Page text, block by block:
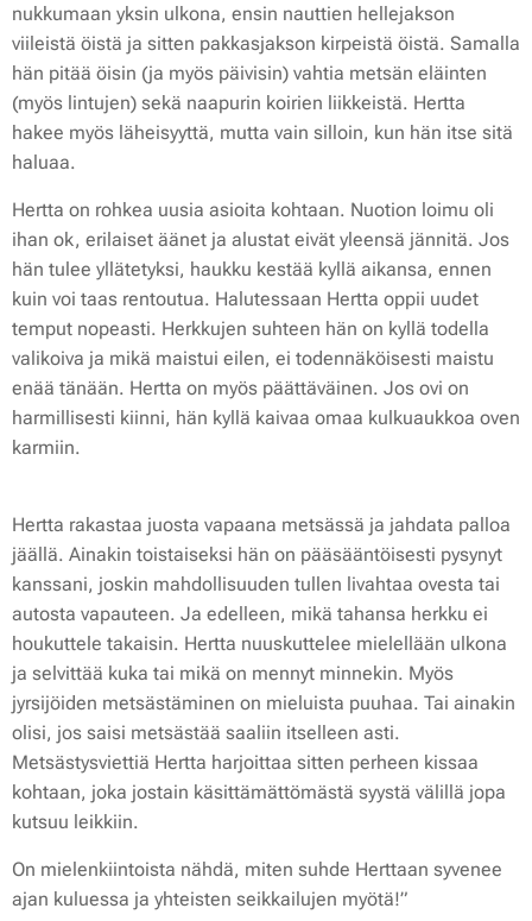
nukkumaan yksin ulkona, ensin nauttien hellejakson
viileistä öistä ja sitten pakkasjakson kirpeistä öistä. Samalla
hän pitää öisin (ja myös päivisin) vahtia metsän eläinten
(myös lintujen) sekä naapurin koirien liikkeistä. Hertta
hakee myös läheisyyttä, mutta vain silloin, kun hän itse sitä
haluaa.
Hertta on rohkea uusia asioita kohtaan. Nuotion loimu oli
ihan ok, erilaiset äänet ja alustat eivät yleensä jännitä. Jos
hän tulee yllätetyksi, haukku kestää kyllä aikansa, ennen
kuin voi taas rentoutua. Halutessaan Hertta oppii uudet
temput nopeasti. Herkkujen suhteen hän on kyllä todella
valikoiva ja mikä maistui eilen, ei todennäköisesti maistu
enää tänään. Hertta on myös päättäväinen. Jos ovi on
harmillisesti kiinni, hän kyllä kaivaa omaa kulkuaukkoa oven
karmiin.
Hertta rakastaa juosta vapaana metsässä ja jahdata palloa
jäällä. Ainakin toistaiseksi hän on pääsääntöisesti pysynyt
kanssani, joskin mahdollisuuden tullen livahtaa ovesta tai
autosta vapauteen. Ja edelleen, mikä tahansa herkku ei
houkuttele takaisin. Hertta nuuskuttelee mielellään ulkona
ja selvittää kuka tai mikä on mennyt minnekin. Myös
jyrsijöiden metsästäminen on mieluista puuhaa. Tai ainakin
olisi, jos saisi metsästää saaliin itselleen asti.
Metsästysviettiä Hertta harjoittaa sitten perheen kissaa
kohtaan, joka jostain käsittämättömästä syystä välillä jopa
kutsuu leikkiin.
On mielenkiintoista nähdä, miten suhde Herttaan syvenee
ajan kuluessa ja yhteisten seikkailujen myötä!”